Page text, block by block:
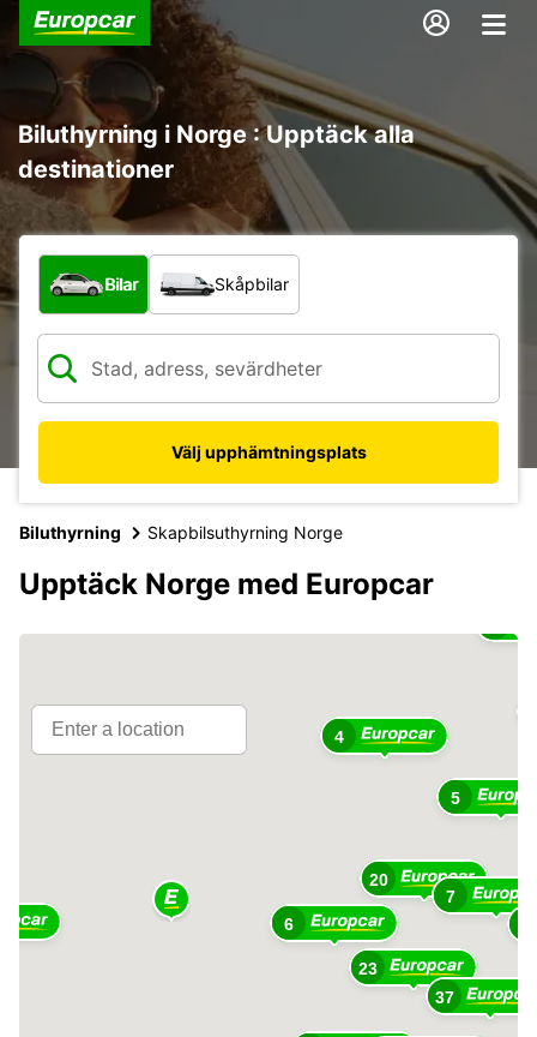
Biluthyrning i Norge : Upptäck alla
destinationer
Vilken typ av fordon?
Bilar Skåpbilar
Välj upphämtningsplats
Biluthyrning Skapbilsuthyrning Norge
Upptäck Norge med Europcar
6
20
4
23
7
5
37